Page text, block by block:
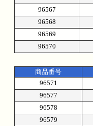
96567
96568
96569
96570
商品番号
96571
96577
96578
96579